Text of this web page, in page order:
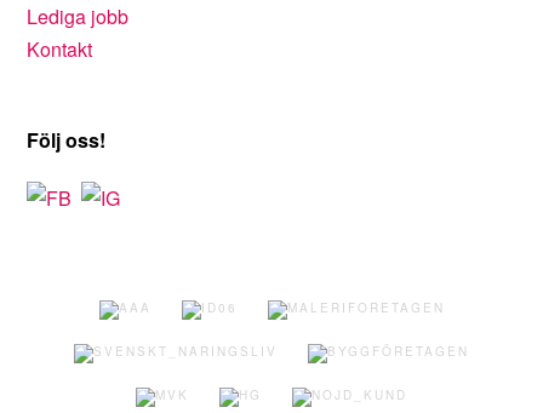
Lediga jobb
Kontakt
Följ oss!